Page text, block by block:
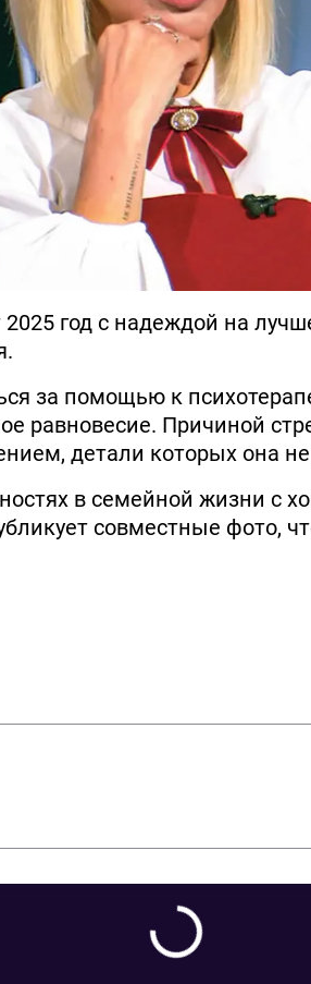
год с надеждой на
за помощью к
равновесие. Причиной
детали которых она
в семейной жизни с
совместные фото,